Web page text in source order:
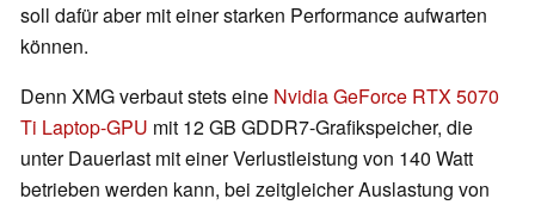
soll dafür aber mit einer starken Performance aufwarten
können.
Denn XMG verbaut stets eine Nvidia GeForce RTX 5070
Ti Laptop-GPU mit 12 GB GDDR7-Grafikspeicher, die
unter Dauerlast mit einer Verlustleistung von 140 Watt
betrieben werden kann, bei zeitgleicher Auslastung von